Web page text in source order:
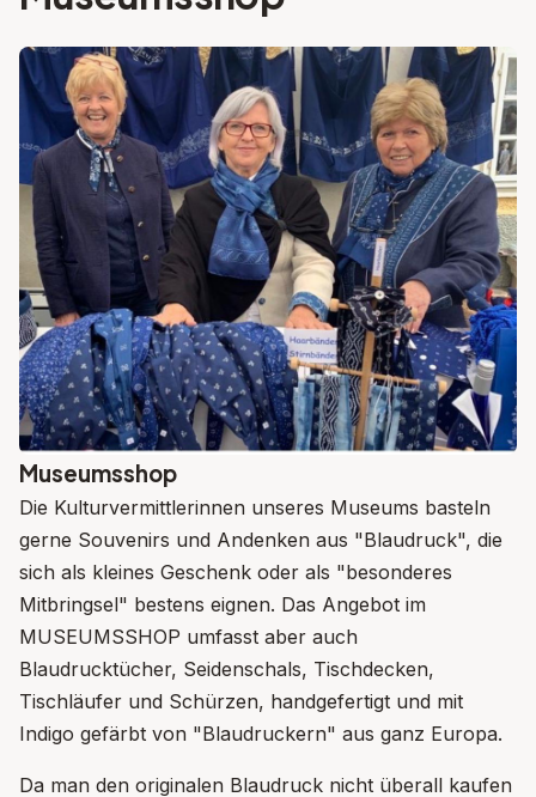
Museumsshop
Die Kulturvermittlerinnen unseres Museums basteln
gerne Souvenirs und Andenken aus "Blaudruck", die
sich als kleines Geschenk oder als "besonderes
Mitbringsel" bestens eignen. Das Angebot im
MUSEUMSSHOP umfasst aber auch
Blaudrucktücher, Seidenschals, Tischdecken,
Tischläufer und Schürzen, handgefertigt und mit
Indigo gefärbt von "Blaudruckern" aus ganz Europa.
Da man den originalen Blaudruck nicht überall kaufen